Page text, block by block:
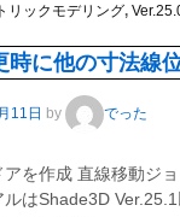
リックモデリング,
時に他の寸法線
11日 by でった
を作成 直線移動ジ
ルはShade3D